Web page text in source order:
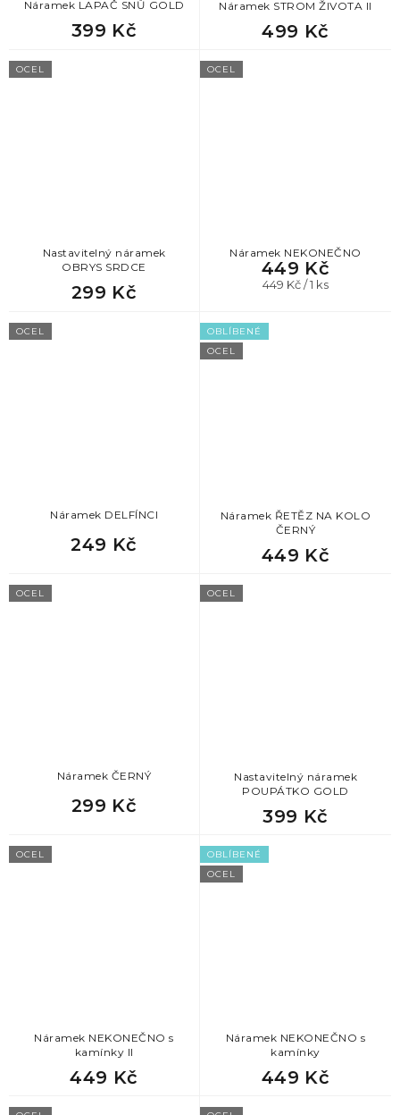
Náramek LAPAČ SNŮ GOLD
399 Kč
Náramek STROM ŽIVOTA II
499 Kč
OCEL
Nastavitelný náramek
OBRYS SRDCE
299 Kč
OCEL
Náramek NEKONEČNO
449 Kč
Měrná
449 Kč / 1 ks
OCEL
Náramek DELFÍNCI
249 Kč
OBLÍBENÉ
OCEL
Náramek ŘETĚZ NA KOLO
ČERNÝ
449 Kč
OCEL
Náramek ČERNÝ
299 Kč
OCEL
Nastavitelný náramek
POUPÁTKO GOLD
399 Kč
OCEL
Náramek NEKONEČNO s
kamínky II
449 Kč
OBLÍBENÉ
OCEL
Náramek NEKONEČNO s
kamínky
449 Kč